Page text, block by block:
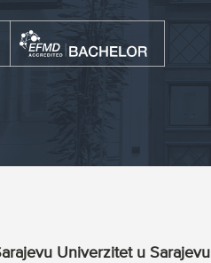
Univerzitet u Sarajevu